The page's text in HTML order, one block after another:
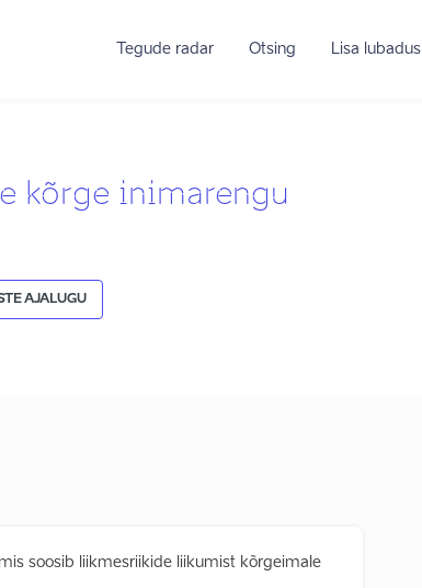
Tegude radar Otsing Lisa lubadus
kõrge inimarengu
AJALUGU
soosib liikmesriikide liikumist kõrgeimale